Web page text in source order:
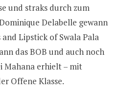
und straks durch zum
Delabelle gewann
Lipstick of Swala Pala
das BOB und auch noch
Mahana erhielt – mit
Offene Klasse.